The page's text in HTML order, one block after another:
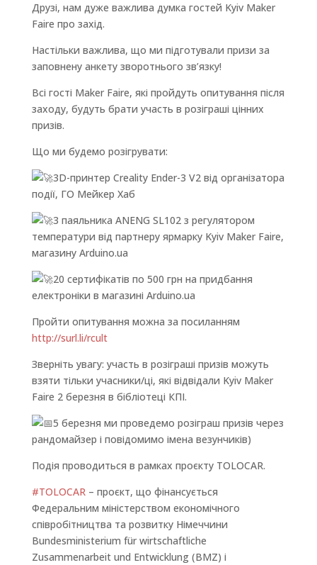
Друзі, нам дуже важлива думка гостей Kyiv Maker
Faire про захід.
Настільки важлива, що ми підготували призи за
заповнену анкету зворотнього зв’язку!
Всі гості Maker Faire, які пройдуть опитування після
заходу, будуть брати участь в розіграші цінних
призів.
Що ми будемо розігрувати:
3D-принтер Creality Ender-3 V2 від організатора
події, ГО Мейкер Хаб
3 паяльника ANENG SL102 з регулятором
температури від партнеру ярмарку Kyiv Maker Faire,
магазину Arduino.ua
20 сертифікатів по 500 грн на придбання
електроніки в магазині Arduino.ua
Пройти опитування можна за посиланням
http://surl.li/rcult
Зверніть увагу: участь в розіграші призів можуть
взяти тільки учасники/ці, які відвідали Kyiv Maker
Faire 2 березня в бібліотеці КПІ.
5 березня ми проведемо розіграш призів через
рандомайзер і повідомимо імена везунчиків)
Подія проводиться в рамках проєкту TOLOCAR.
#TOLOCAR– проєкт, що фінансується
Федеральним міністерством економічного
співробітництва та розвитку Німеччини
Bundesministerium für wirtschaftliche
Zusammenarbeit und Entwicklung (BMZ) і